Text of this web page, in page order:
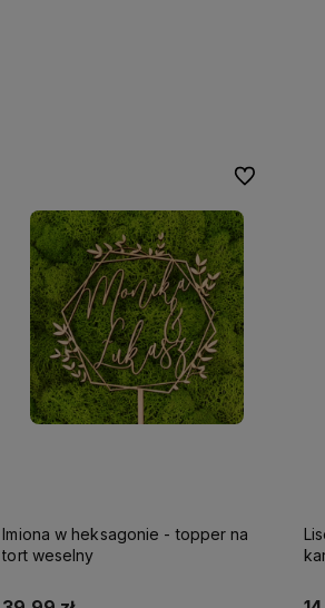
Imiona w heksagonie - topper na
tort weselny
Do ulubionych